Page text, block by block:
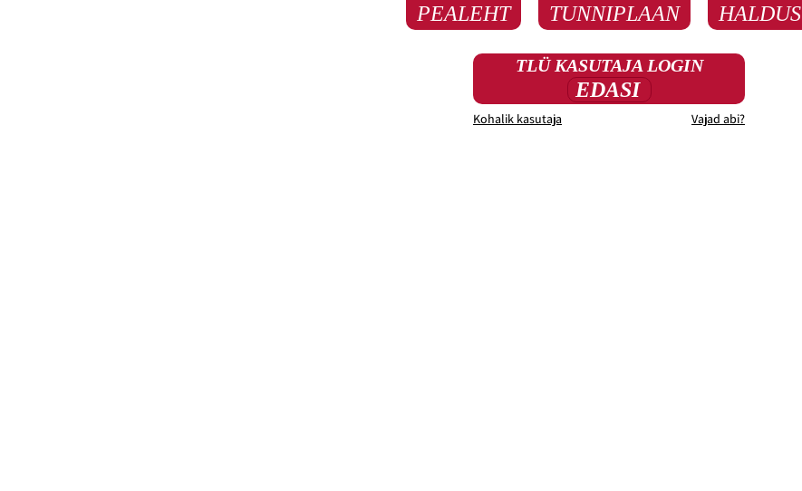
PEALEHT TUNNIPLAAN HALDUS
TLÜ KASUTAJA LOGIN
EDASI
Kohalik kasutaja Vajad abi?